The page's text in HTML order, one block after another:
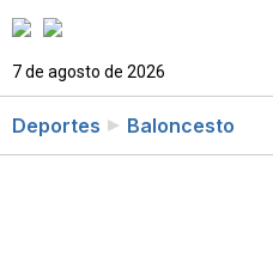
7 de agosto de 2026
Deportes Baloncesto